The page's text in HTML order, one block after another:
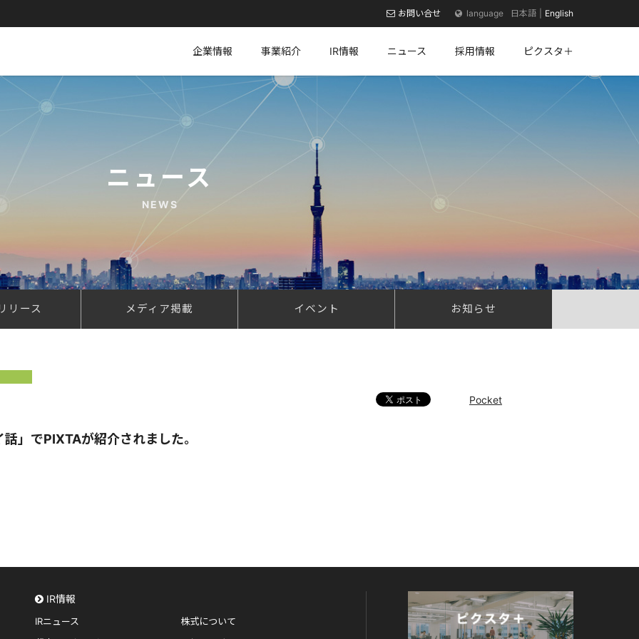
企業情報 事業紹介 IR情報 ニュース 採用情報 ピクスタ＋
お問い合せ 日本語 English
ニュース
NEWS
リース メディア掲載 イベント お知らせ
Pocket
」でPIXTAが紹介されました。
IR情報
IRニュース
株式について